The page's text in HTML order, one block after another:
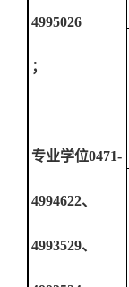
4995026
；
专业学位0471-
4994622、
4993529、